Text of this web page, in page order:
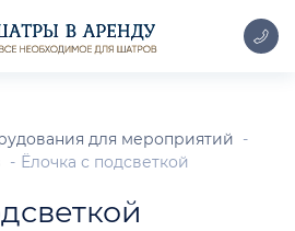
для мероприятий
Ёлочка с подсветкой